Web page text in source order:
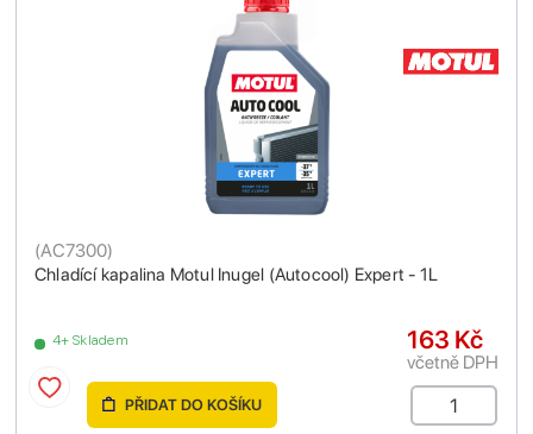
Chladící kapalina Motul Inugel (Autocool) Expert - 1L
(AC7300)
4+ Skladem 163 Kč
včetně DPH
PŘIDAT DO KOŠÍKU